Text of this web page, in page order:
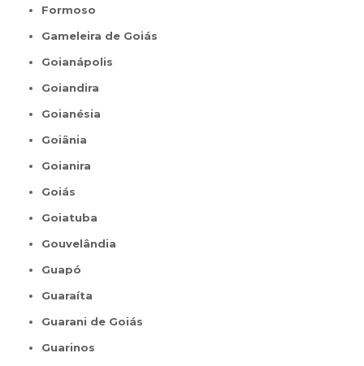
Formoso
Gameleira de Goiás
Goianápolis
Goiandira
Goianésia
Goiânia
Goianira
Goiás
Goiatuba
Gouvelândia
Guapó
Guaraíta
Guarani de Goiás
Guarinos